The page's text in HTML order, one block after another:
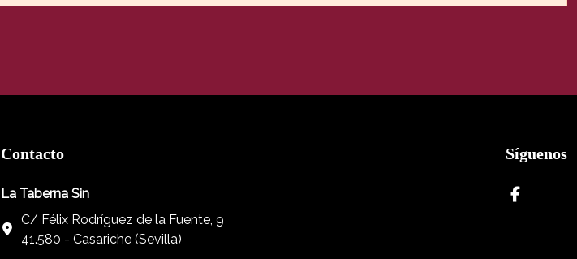
Contacto
La Taberna Sin
C/ Félix Rodríguez de la Fuente, 9
41.580 - Casariche (Sevilla)
Síguenos